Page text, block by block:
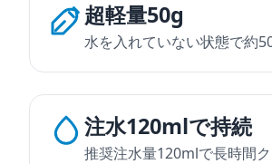
超軽量50g
水を入れていない状態で約
注水120mlで持続
推奨注水量120mlで長時間